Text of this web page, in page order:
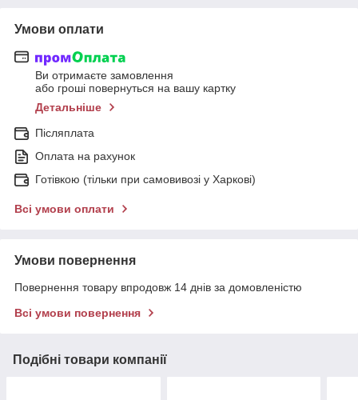
Умови оплати
Ви отримаєте замовлення
або гроші повернуться на вашу картку
Детальніше
Післяплата
Оплата на рахунок
Готівкою (тільки при самовивозі у Харкові)
Всі умови оплати
Умови повернення
Повернення товару впродовж 14 днів за домовленістю
Всі умови повернення
Подібні товари компанії